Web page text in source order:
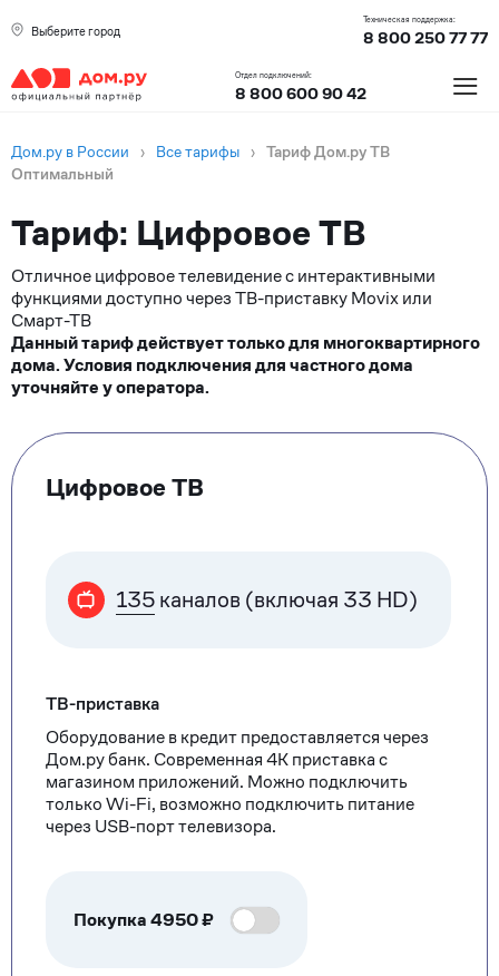
Выберите город
Техническая поддержка:
8 800 250 77 77
Отдел подключений:
8 800 600 90 42 ≡
Дом.ру в России › Все тарифы › Тариф Дом.ру ТВ
Оптимальный
Тариф: Цифровое ТВ
Отличное цифровое телевидение с интерактивными
функциями доступно через ТВ-приставку Movix или
Смарт-ТВ
Данный тариф действует только для многоквартирного
дома. Условия подключения для частного дома
уточняйте у оператора.
Тарифные
опции
Цифровое ТВ
135 каналов (включая 33 HD)
ТВ-приставка
Оборудование в кредит предоставляется через
Дом.ру банк. Современная 4К приставка с
магазином приложений. Можно подключить
только Wi-Fi, возможно подключить питание
через USB-порт телевизора.
Покупка4950₽